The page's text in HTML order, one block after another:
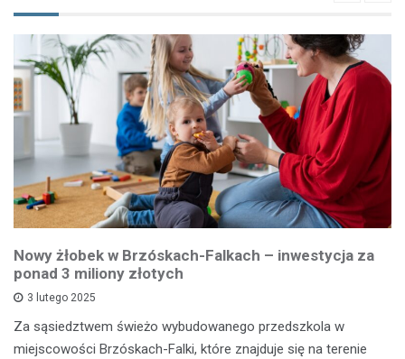
Nowy żłobek w Brzóskach-Falkach – inwestycja za
ponad 3 miliony złotych
3 lutego 2025
Za sąsiedztwem świeżo wybudowanego przedszkola w
miejscowości Brzóskach-Falki, które znajduje się na terenie